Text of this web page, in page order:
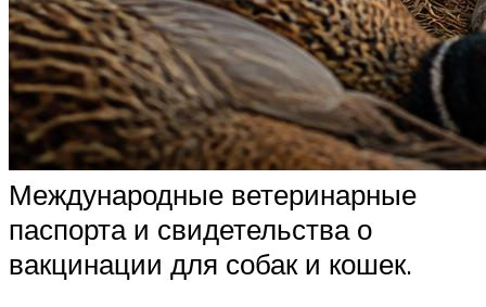
Международные ветеринарные
паспорта и свидетельства о
вакцинации для собак и кошек.